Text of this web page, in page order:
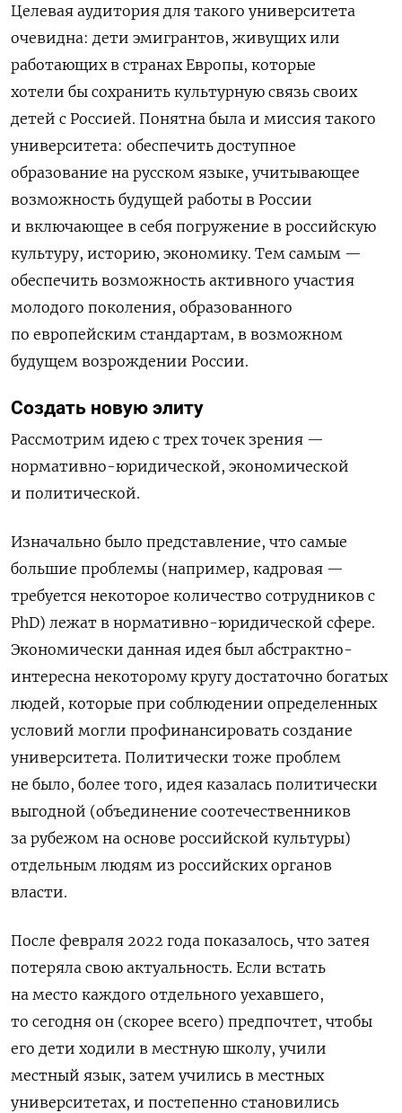
Целевая аудитория для такого университета
очевидна: дети эмигрантов, живущих или
работающих в странах Европы, которые
хотели бы сохранить культурную связь своих
детей с Россией. Понятна была и миссия такого
университета: обеспечить доступное
образование на русском языке, учитывающее
возможность будущей работы в России
и включающее в себя погружение в российскую
культуру, историю, экономику. Тем самым —
обеспечить возможность активного участия
молодого поколения, образованного
по европейским стандартам, в возможном
будущем возрождении России.
Создать новую элиту
Рассмотрим идею с трех точек зрения —
нормативно-юридической, экономической
и политической.
Изначально было представление, что самые
большие проблемы (например, кадровая —
требуется некоторое количество сотрудников с
PhD) лежат в нормативно-юридической сфере.
Экономически данная идея был абстрактно-
интересна некоторому кругу достаточно богатых
людей, которые при соблюдении определенных
условий могли профинансировать создание
университета. Политически тоже проблем
не было, более того, идея казалась политически
выгодной (объединение соотечественников
за рубежом на основе российской культуры)
отдельным людям из российских органов
власти.
После февраля 2022 года показалось, что затея
потеряла свою актуальность. Если встать
на место каждого отдельного уехавшего,
то сегодня он (скорее всего) предпочтет, чтобы
его дети ходили в местную школу, учили
местный язык, затем учились в местных
университетах, и постепенно становились